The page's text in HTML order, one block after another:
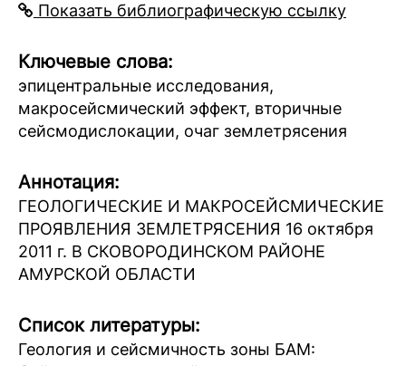
Показать библиографическую ссылку
Ключевые слова:
эпицентральные исследования,
макросейсмический эффект, вторичные
сейсмодислокации, очаг землетрясения
Аннотация:
ГЕОЛОГИЧЕСКИЕ И МАКРОСЕЙСМИЧЕСКИЕ
ПРОЯВЛЕНИЯ ЗЕМЛЕТРЯСЕНИЯ 16 октября
2011 г. В СКОВОРОДИНСКОМ РАЙОНЕ
АМУРСКОЙ ОБЛАСТИ
Список литературы:
Геология и сейсмичность зоны БАМ: